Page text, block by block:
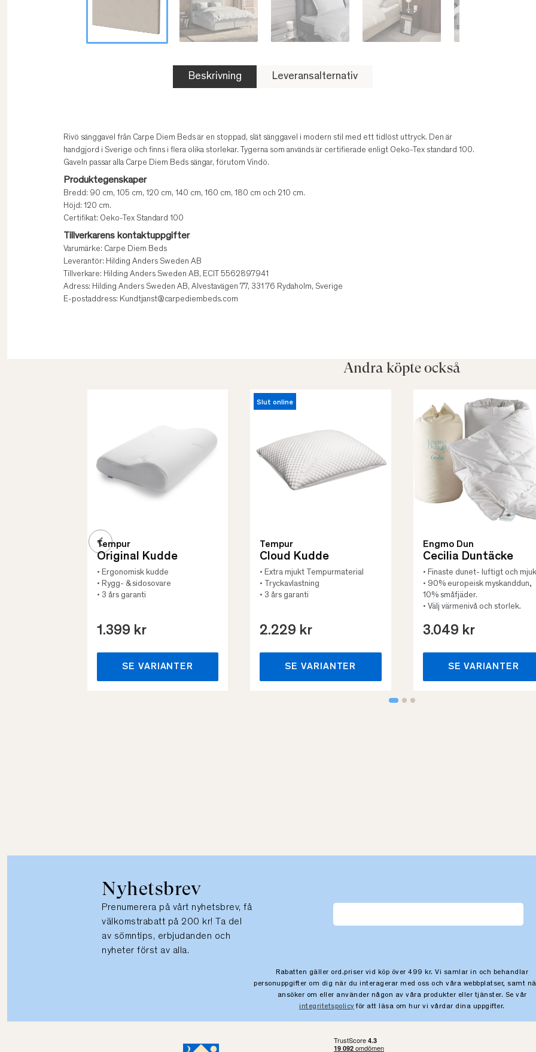
Beskrivning Leveransalternativ
Rivö sänggavel från Carpe Diem Beds är en stoppad, slät sänggavel i modern stil med ett tidlöst uttryck. Den är
handgjord i Sverige och finns i flera olika storlekar. Tygerna som används är certifierade enligt Oeko-Tex standard 100.
Gaveln passar alla Carpe Diem Beds sängar, förutom Vindö.
Produktegenskaper
Bredd: 90 cm, 105 cm, 120 cm, 140 cm, 160 cm, 180 cm och 210 cm.
Höjd: 120 cm.
Certifikat: Oeko-Tex Standard 100
Tillverkarens kontaktuppgifter
Varumärke: Carpe Diem Beds
Leverantör: Hilding Anders Sweden AB
Tillverkare: Hilding Anders Sweden AB, ECIT 5562897941
Adress: Hilding Anders Sweden AB, Alvestavägen 77, 331 76 Rydaholm, Sverige
E-postaddress: Kundtjanst@carpediembeds.com
Andra köpte också
Tempur
Original Kudde
• Ergonomisk kudde
• Rygg- & sidosovare
• 3 års garanti
1.399 kr
SE VARIANTER
Slut online
Tempur
Cloud Kudde
• Extra mjukt Tempurmaterial
• Tryckavlastning
• 3 års garanti
2.229 kr
SE VARIANTER
Engmo Dun
Cecilia Duntäcke
• Finaste dunet- luftigt och
• 90% europeisk myskanddun,
10% småfjäder.
• Välj värmenivå och storlek.
3.049 kr
SE VARIANTER
Nyhetsbrev
Prenumerera på vårt nyhetsbrev, få
välkomstrabatt på 200 kr! Ta del
av sömntips, erbjudanden och
nyheter först av alla.
Rabatten gäller ord.priser vid köp över 499 kr. Vi samlar in och behandlar
personuppgifter om dig när du interagerar med oss och våra webbplatser, samt
ansöker om eller använder någon av våra produkter eller tjänster. Se vår
integritetspolicy för att läsa om hur vi vårdar dina uppgifter.